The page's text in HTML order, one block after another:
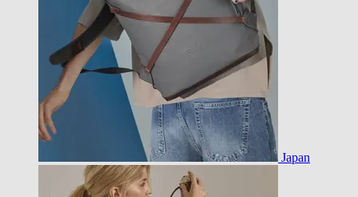
Japan